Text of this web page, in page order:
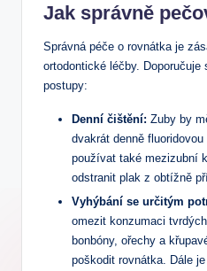
Jak správně
Správná péče o rovnátka je
ortodontické léčby.
postupy:
Denní čištění: Zuby by
dvakrát denně
používat také mezizubní
odstranit plak z obtížně
Vyhýbání se určitým
omezit konzumaci
bonbóny, ořechy a
poškodit rovnátka. Dále